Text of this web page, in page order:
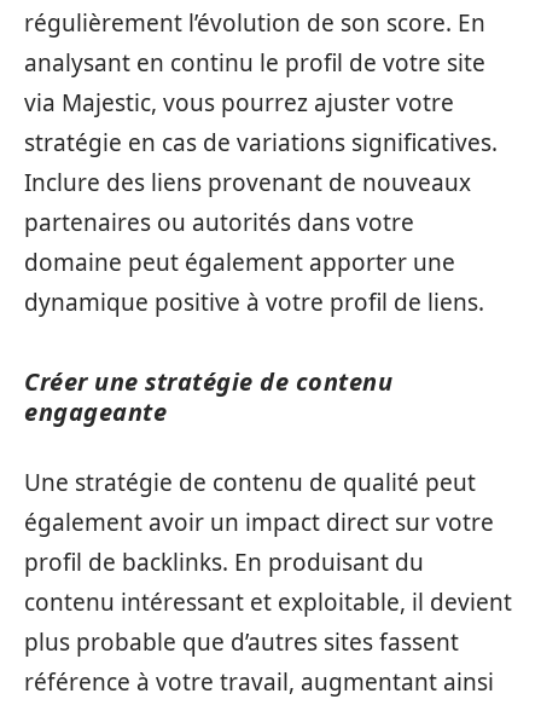
régulièrement l’évolution de son score. En
analysant en continu le profil de votre site
via Majestic, vous pourrez ajuster votre
stratégie en cas de variations significatives.
Inclure des liens provenant de nouveaux
partenaires ou autorités dans votre
domaine peut également apporter une
dynamique positive à votre profil de liens.
Créer une stratégie de contenu
engageante
Une stratégie de contenu de qualité peut
également avoir un impact direct sur votre
profil de backlinks. En produisant du
contenu intéressant et exploitable, il devient
plus probable que d’autres sites fassent
référence à votre travail, augmentant ainsi